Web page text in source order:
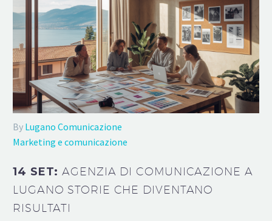
By Lugano Comunicazione
Marketing e comunicazione
14 SET:AGENZIA DI COMUNICAZIONE A
LUGANO STORIE CHE DIVENTANO
RISULTATI